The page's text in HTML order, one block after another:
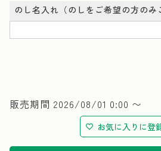
のし名入れ（のしをご希望の方のみ
販売期間 2026/08/01 0:00 〜
お気に入りに登